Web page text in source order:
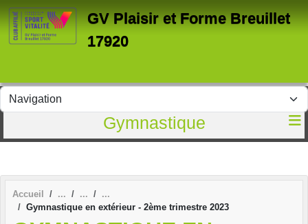
GV Plaisir et Forme Breuillet
17920
Gymnastique
Accueil
Gymnastique en extérieur - 2ème trimestre 2023
Panneau de gestion des cookies